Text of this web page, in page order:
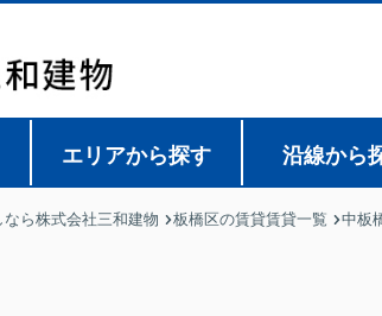
エリアから探す 沿線から
なら株式会社三和建物 板橋区の賃貸賃貸一覧 中板